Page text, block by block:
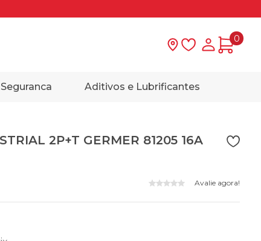
Lista deMinha
0
Aditivos e Lubrificantes
2P+T GERMER 81205 16A
Avalie agora!